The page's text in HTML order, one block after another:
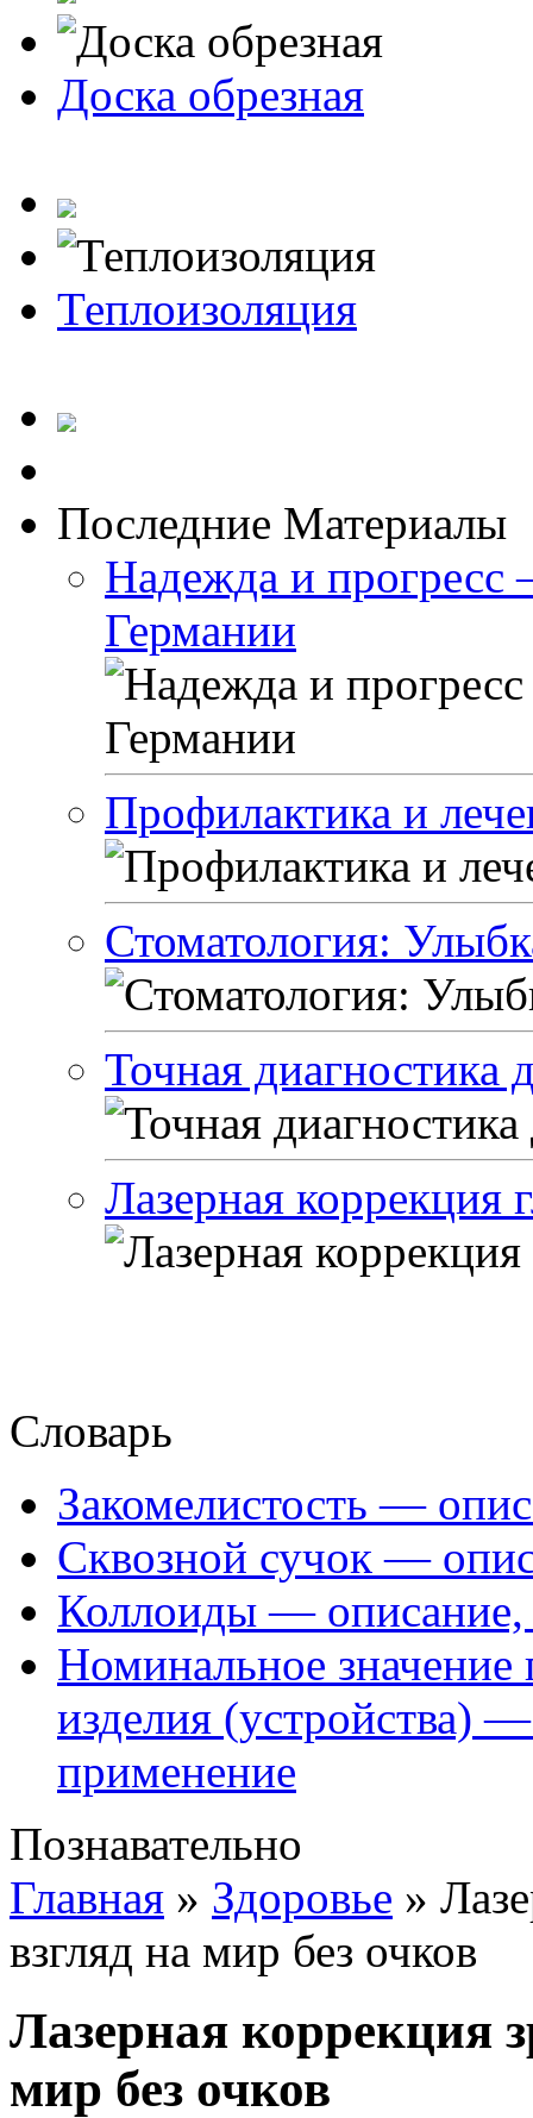
Доска обрезная
Теплоизоляция
Последние Материалы
Надежда и прогресс
Германии
Профилактика и
Стоматология:
Точная диагностика
Лазерная
Словарь
Закомелистость —
Сквозной сучок —
Коллоиды — описание,
Номинальное значение
изделия (устройства)
применение
Познавательно
Главная » Здоровье »
взгляд на мир без очков
Лазерная коррекция
мир без очков